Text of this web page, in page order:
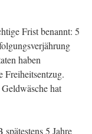
Frist benannt: 5
haben
Freiheitsentzug.
hat
5 Jahre